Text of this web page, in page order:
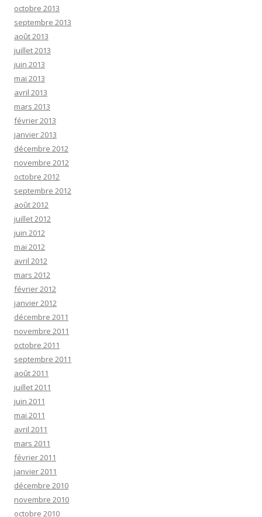
octobre 2013
septembre 2013
août 2013
juillet 2013
juin 2013
mai 2013
avril 2013
mars 2013
février 2013
janvier 2013
décembre 2012
novembre 2012
octobre 2012
septembre 2012
août 2012
juillet 2012
juin 2012
mai 2012
avril 2012
mars 2012
février 2012
janvier 2012
décembre 2011
novembre 2011
octobre 2011
septembre 2011
août 2011
juillet 2011
juin 2011
mai 2011
avril 2011
mars 2011
février 2011
janvier 2011
décembre 2010
novembre 2010
octobre 2010